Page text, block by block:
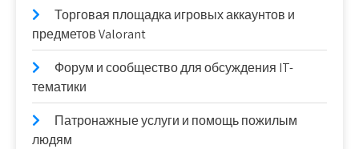
Торговая площадка игровых аккаунтов и
предметов Valorant
Форум и сообщество для обсуждения IT-
тематики
Патронажные услуги и помощь пожилым
людям